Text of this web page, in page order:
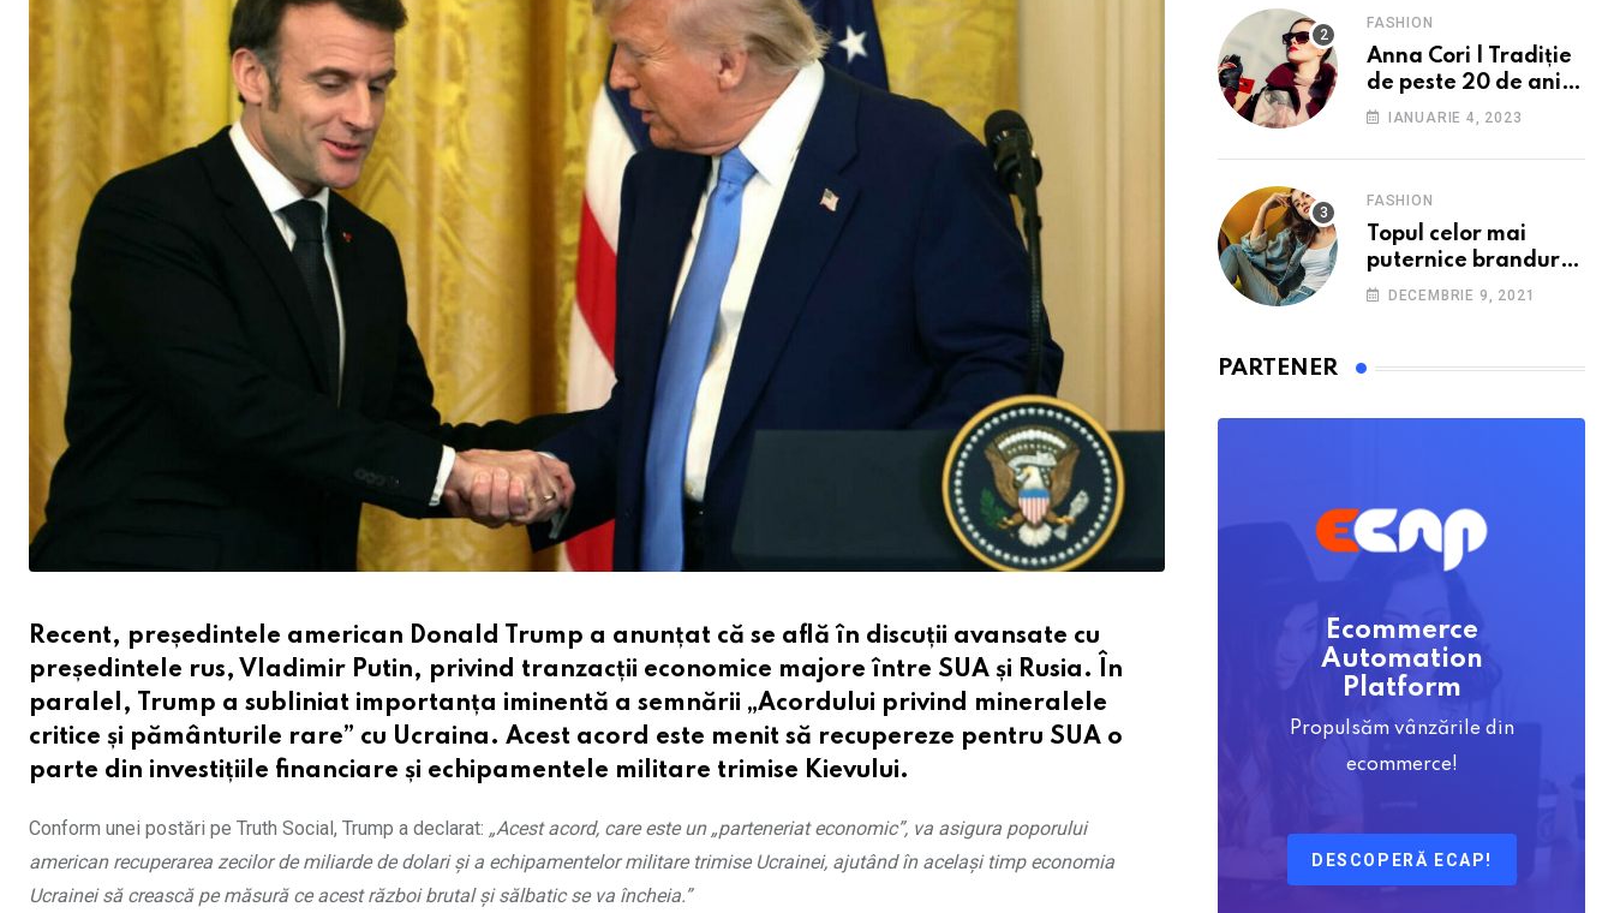
Recent, președintele american Donald Trump a anunțat că se află în discuții avansate cu
președintele rus, Vladimir Putin, privind tranzacții economice majore între SUA și Rusia. În
paralel, Trump a subliniat importanța iminentă a semnării „Acordului privind mineralele
critice și pământurile rare” cu Ucraina. Acest acord este menit să recupereze pentru SUA o
parte din investițiile financiare și echipamentele militare trimise Kievului.
Conform unei postări pe Truth Social, Trump a declarat: „Acest acord, care este un „parteneriat economic”, va asigura poporului
american recuperarea zecilor de miliarde de dolari și a echipamentelor militare trimise Ucrainei, ajutând în același timp economia
Ucrainei să crească pe măsură ce acest război brutal și sălbatic se va încheia.”
FASHION
Anna Cori | Tradiție
de peste 20 de ani în
România
IANUARIE 4, 2023
FASHION
Topul celor mai
puternice branduri
de îmbrăcăminte din
industria fashion
DECEMBRIE 9, 2021
PARTENER
Ecommerce
Automation
Platform
Propulsăm vânzările din
ecommerce!
DESCOPERĂ ECAP!